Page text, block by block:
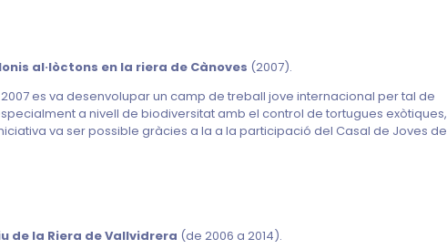
al·lòctons en la riera de Cànoves (2007).
es va desenvolupar un camp de treball jove internacional per tal de
a nivell de biodiversitat amb el control de tortugues exòtiques,
va ser possible gràcies a la a la participació del Casal de Joves de
de la Riera de Vallvidrera (de 2006 a 2014).